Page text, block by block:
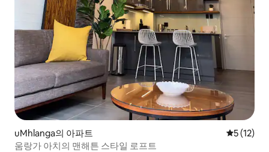
uMhlanga의 아파트 평점 5점
5 (12)
움랑가 아치의 맨해튼 스타일 로프트